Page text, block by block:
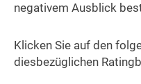
negativem Ausblick
Klicken Sie auf den
diesbezüglichen